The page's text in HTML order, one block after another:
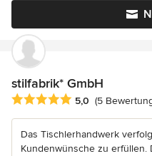
stilfabrik* GmbH
Durchschnittliche
5,0 (5
Das Tischlerhandwerk
Kundenwünsche zu erfüllen.